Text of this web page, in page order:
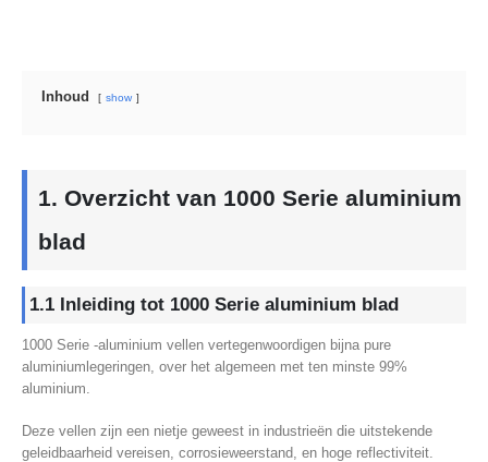
Inhoud show
1. Overzicht van 1000 Serie aluminium
blad
1.1 Inleiding tot 1000 Serie aluminium blad
1000 Serie -aluminium vellen vertegenwoordigen bijna pure
aluminiumlegeringen, over het algemeen met ten minste 99%
aluminium.
Deze vellen zijn een nietje geweest in industrieën die uitstekende
geleidbaarheid vereisen, corrosieweerstand, en hoge reflectiviteit.